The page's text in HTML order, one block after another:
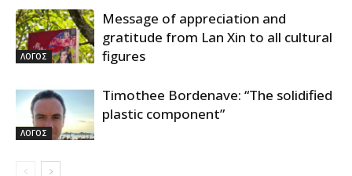
ΛΟΓΟΣ
Message of appreciation and
gratitude from Lan Xin to all cultural
figures
ΛΟΓΟΣ
Timothee Bordenave: “The solidified
plastic component”